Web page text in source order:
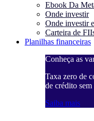
Ebook Da
Onde investir
Onde investir
Carteira de
Planilhas financeiras
Conheça as
Taxa zero de
de crédito
Saiba mais